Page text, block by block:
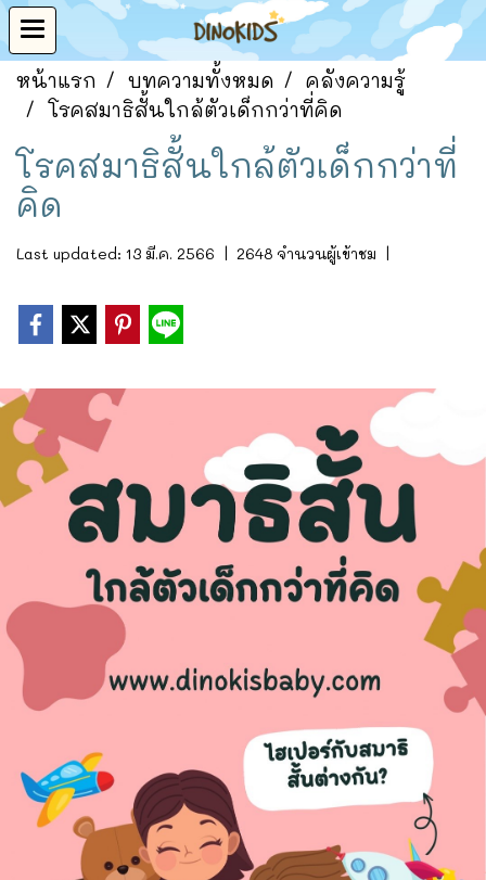
หน้าแรก บทความทั้งหมด
คลังความรู้
โรคสมาธิสั้นใกล้ตัวเด็กกว่าที่คิด
โรคสมาธิสั้นใกล้ตัวเด็กกว่าที่
คิด
Last updated: 13 มี.ค. 2566 | 2648 จำนวนผู้เข้าชม |